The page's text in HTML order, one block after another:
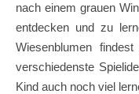
nach einem grauen
entdecken und zu
Wiesenblumen
verschiedenste
Kind auch noch viel